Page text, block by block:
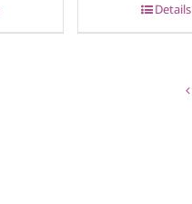
Details